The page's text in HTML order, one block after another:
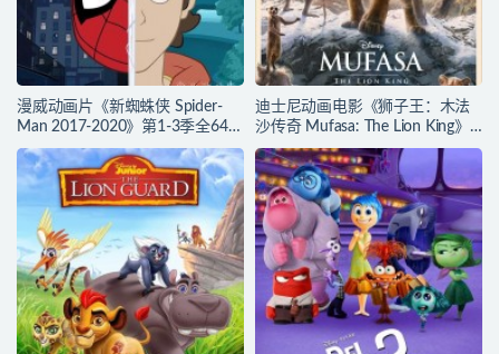
漫威动画片《新蜘蛛侠 Spider-
Man 2017-2020》第1-3季全64集
多国语言(含国语)+多国字幕(含中
文) 官方纯净收藏版
720P/MKV/27.9G 动画片蜘蛛侠
下载
迪士尼动画电影《狮子王：木法
沙传奇 Mufasa: The Lion King》
多国语言(含国语)+多国字幕(含中
文) 官方纯净收藏版
720P/MKV/6.61G 动画片下载